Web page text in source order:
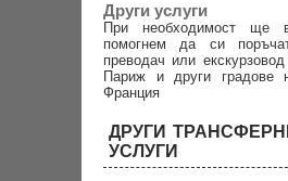
Други услуги
При необходимост ще
помогнем да си
преводач или
Париж и други градове
Франция
ДРУГИ
УСЛУГИ